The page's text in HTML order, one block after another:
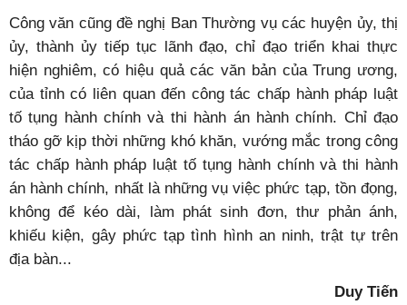
Công văn cũng đề nghị Ban Thường vụ các huyện ủy, thị
ủy, thành ủy tiếp tục lãnh đạo, chỉ đạo triển khai thực
hiện nghiêm, có hiệu quả các văn bản của Trung ương,
của tỉnh có liên quan đến công tác chấp hành pháp luật
tố tụng hành chính và thi hành án hành chính. Chỉ đạo
tháo gỡ kịp thời những khó khăn, vướng mắc trong công
tác chấp hành pháp luật tố tụng hành chính và thi hành
án hành chính, nhất là những vụ việc phức tạp, tồn đọng,
không để kéo dài, làm phát sinh đơn, thư phản ánh,
khiếu kiện, gây phức tạp tình hình an ninh, trật tự trên
địa bàn...
Duy Tiến